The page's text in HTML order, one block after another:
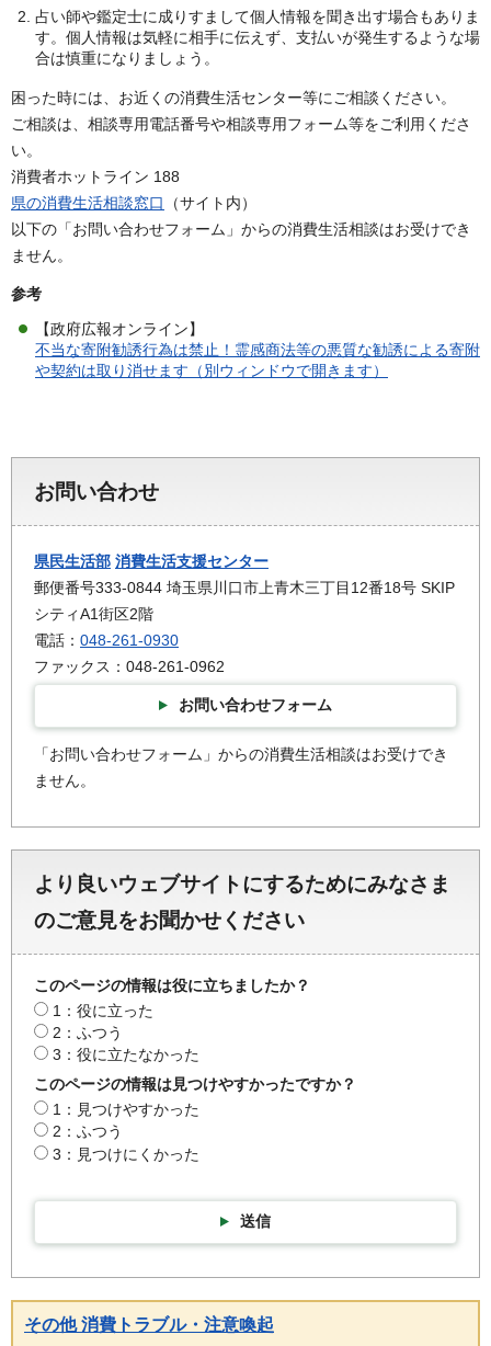
占い師や鑑定士に成りすまして個人情報を聞き出す場合もありま
す。個人情報は気軽に相手に伝えず、支払いが発生するような場
合は慎重になりましょう。
困った時には、お近くの消費生活センター等にご相談ください。
ご相談は、相談専用電話番号や相談専用フォーム等をご利用くださ
い。
消費者ホットライン 188
県の消費生活相談窓口
（サイト内）
以下の「お問い合わせフォーム」からの消費生活相談はお受けでき
ません。
参考
【政府広報オンライン】
不当な寄附勧誘行為は禁止！霊感商法等の悪質な勧誘による寄附
や契約は取り消せます（別ウィンドウで開きます）
お問い合わせ
県民生活部 消費生活支援センター
郵便番号333-0844 埼玉県川口市上青木三丁目12番18号 SKIP
シティA1街区2階
電話： 048-261-0930
ファックス：048-261-0962
お問い合わせフォーム
「お問い合わせフォーム」からの消費生活相談はお受けでき
ません。
より良いウェブサイトにするためにみなさま
のご意見をお聞かせください
このページの情報は役に立ちましたか？
1：役に立った
2：ふつう
3：役に立たなかった
このページの情報は見つけやすかったですか？
1：見つけやすかった
2：ふつう
3：見つけにくかった
送信
その他 消費トラブル・注意喚起